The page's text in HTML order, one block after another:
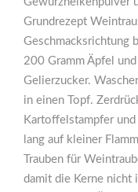
Grundrezept
Geschmacksrichtung
200 Gramm Äpfel
Gelierzucker.
in einen Topf.
Kartoffelstampfer
lang auf kleiner
Trauben für
damit die Kerne nicht